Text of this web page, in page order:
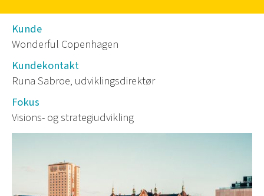
Kunde
Wonderful Copenhagen
Kundekontakt
Runa Sabroe, udviklingsdirektør
Fokus
Visions- og strategiudvikling